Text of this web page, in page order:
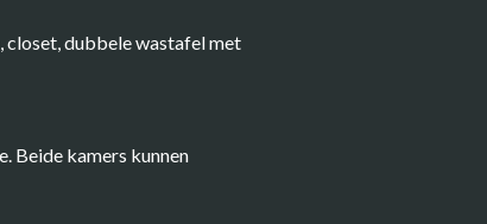
closet, dubbele wastafel met
Beide kamers kunnen